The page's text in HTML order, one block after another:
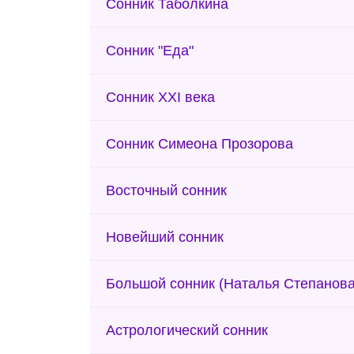
Сонник Таболкина
Сонник "Еда"
Сонник XXI века
Сонник Симеона Прозорова
Восточный сонник
Новейший сонник
Большой сонник (Наталья
Астрологический сонник